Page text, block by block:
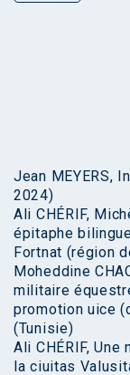
Jean MEYERS,
2024)
Ali CHÉRIF,
épitaphe
Fortnat (région
Moheddine
militaire
promotion uice
(Tunisie)
Ali CHÉRIF,
la ciuitas